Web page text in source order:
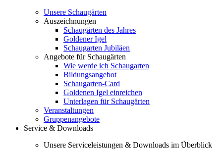
Unsere Schaugärten
Auszeichnungen
Schaugärten des Jahres
Goldener Igel
Schaugarten Jubiläen
Angebote für Schaugärten
Wie werde ich Schaugarten
Bildungsangebot
Schaugarten-Card
Goldenen Igel einreichen
Unterlagen für Schaugärten
Veranstaltungen
Gruppenangebote
Service & Downloads
Unsere Serviceleistungen & Downloads im Überblick